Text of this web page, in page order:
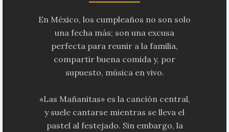
En México, los cumpleaños no son solo
una fecha más; son una excusa
perfecta para reunir a la familia,
compartir buena comida y, por
supuesto, música en vivo.
«Las Mañanitas» es la canción central,
y suele cantarse mientras se lleva el
pastel al festejado. Sin embargo, la